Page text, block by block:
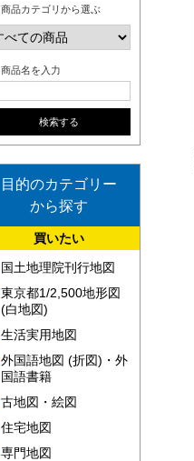
商品カテゴリから選ぶ
商品名を入力
目的のカテゴリー
から探す
買いたい
国土地理院刊行地図
東京都1/2,500地形図
(白地図)
生活実用地図
外国語地図 (折図)・外
国語書籍
古地図・絵図
住宅地図
専門地図